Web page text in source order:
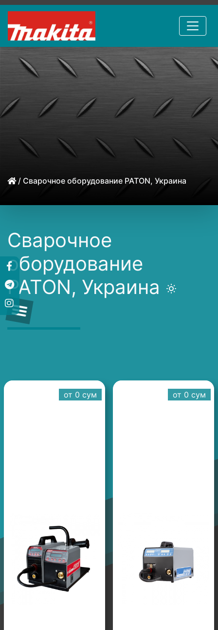
/ Сварочное оборудование PATON, Украина
Сварочное
оборудование
PATON, Украина
от 0 cум от 0 cум